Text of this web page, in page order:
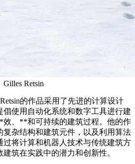
Gilles Retsin
的作品采用了先进的计算设计
使用自动化系统和数字工具进行建
、**和可持续的建筑过程。他的作
复杂结构和建筑元件，以及利用算法
过将计算和机器人技术与传统建筑方
筑在实践中的潜力和创新性。